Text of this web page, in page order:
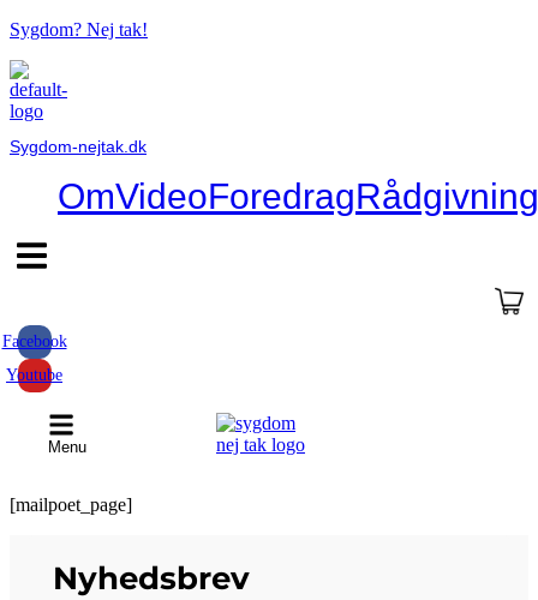
Sygdom? Nej tak!
Sygdom-nejtak.dk
OmVideoForedragRådgivning
Hamburger
Toggle
Facebook
Youtube
Menu
[mailpoet_page]
Nyhedsbrev